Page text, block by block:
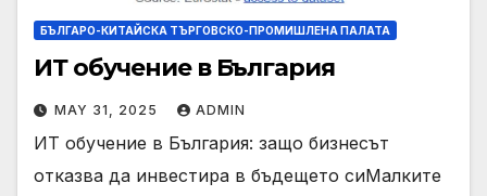
БЪЛГАРО-КИТАЙСКА ТЪРГОВСКО-ПРОМИШЛЕНА ПАЛАТА
ИТ обучение в България
MAY 31, 2025 ADMIN
ИТ обучение в България: защо бизнесът
отказва да инвестира в бъдещето сиМалките